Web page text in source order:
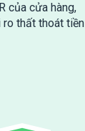
của cửa hàng,
thất thoát tiền